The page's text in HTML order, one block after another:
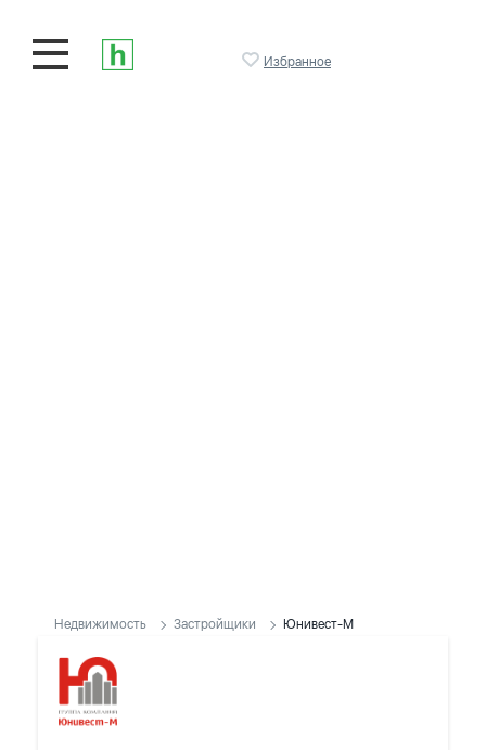
Избранное
Недвижимость Застройщики Юнивест-М